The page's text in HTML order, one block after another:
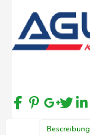
Bescreibung